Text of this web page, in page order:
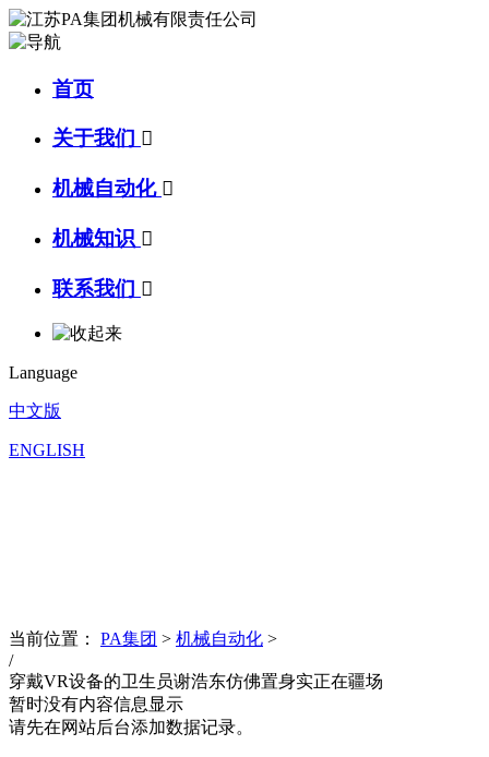
首页
关于我们 
机械自动化 
机械知识 
联系我们 
Language
中文版
ENGLISH
当前位置： PA集团 > 机械自动化 >
/
穿戴VR设备的卫生员谢浩东仿佛置身实正在疆场
暂时没有内容信息显示
请先在网站后台添加数据记录。